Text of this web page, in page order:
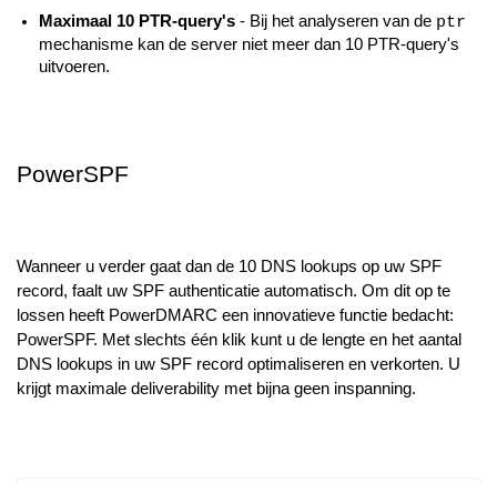
Maximaal 10 PTR-query's - Bij het analyseren van de ptr
mechanisme kan de server niet meer dan 10 PTR-query's
uitvoeren.
PowerSPF
Wanneer u verder gaat dan de 10 DNS lookups op uw SPF
record, faalt uw SPF authenticatie automatisch. Om dit op te
lossen heeft PowerDMARC een innovatieve functie bedacht:
PowerSPF. Met slechts één klik kunt u de lengte en het aantal
DNS lookups in uw SPF record optimaliseren en verkorten. U
krijgt maximale deliverability met bijna geen inspanning.